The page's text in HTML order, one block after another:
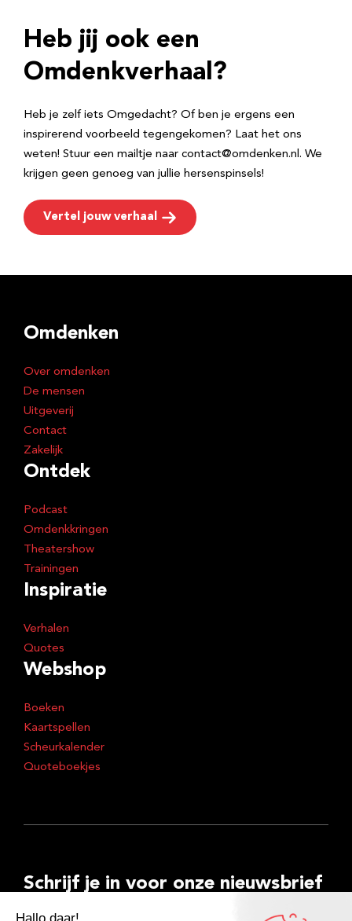
r
e
Heb jij ook een
Omdenkverhaal?
Heb je zelf iets Omgedacht? Of ben je ergens een
inspirerend voorbeeld tegengekomen? Laat het ons
weten! Stuur een mailtje naar contact@omdenken.nl. We
krijgen geen genoeg van jullie hersenspinsels!
Vertel jouw verhaal
Omdenken
Over omdenken
De mensen
Uitgeverij
Contact
Zakelijk
Ontdek
Podcast
Omdenkkringen
Theatershow
Trainingen
Inspiratie
Verhalen
Quotes
Webshop
Boeken
Kaartspellen
Scheurkalender
Quoteboekjes
Schrijf je in voor onze nieuwsbrief